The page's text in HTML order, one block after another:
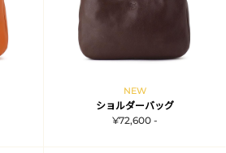
NEW
ショルダーバッグ
¥72,600 -